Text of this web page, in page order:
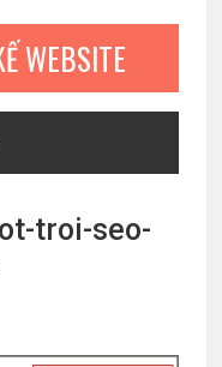
WEBSITE
troi-seo-